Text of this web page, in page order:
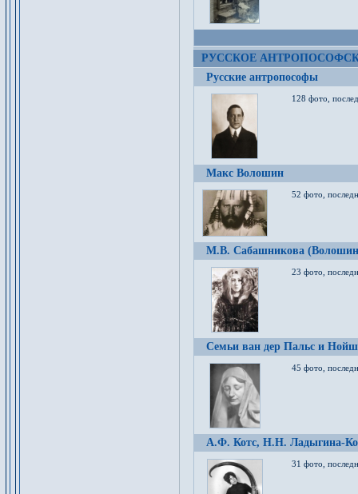
РУССКОЕ
Русские антропософы
128 фото,
Макс Волошин
52 фото,
М.В. Сабашникова
23 фото,
Семьи ван дер Пальс и
45 фото,
А.Ф. Котс, Н.Н. Ладыгина-
31 фото,